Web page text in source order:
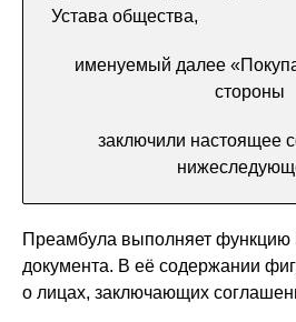
Устава общества,
именуемый далее
стороны
заключили настоящее
Преамбула выполняет функцию
документа. В её содержании
о лицах, заключающих